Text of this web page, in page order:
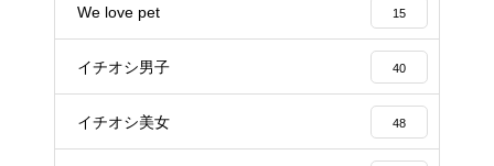
We love pet 15
イチオシ男子 40
イチオシ美女 48